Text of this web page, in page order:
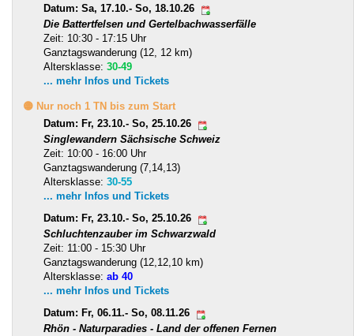
Datum: Sa, 17.10.- So, 18.10.26
Die Battertfelsen und Gertelbachwasserfälle
Zeit: 10:30 - 17:15 Uhr
Ganztagswanderung (12, 12 km)
Altersklasse: 30-49
... mehr Infos und Tickets
🟡 Nur noch 1 TN bis zum Start
Datum: Fr, 23.10.- So, 25.10.26
Singlewandern Sächsische Schweiz
Zeit: 10:00 - 16:00 Uhr
Ganztagswanderung (7,14,13)
Altersklasse: 30-55
... mehr Infos und Tickets
Datum: Fr, 23.10.- So, 25.10.26
Schluchtenzauber im Schwarzwald
Zeit: 11:00 - 15:30 Uhr
Ganztagswanderung (12,12,10 km)
Altersklasse: ab 40
... mehr Infos und Tickets
Datum: Fr, 06.11.- So, 08.11.26
Rhön - Naturparadies - Land der offenen Fernen